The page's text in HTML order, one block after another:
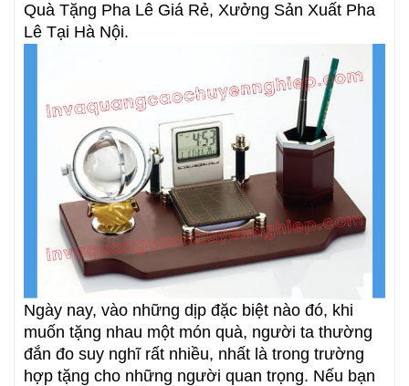
Quà Tặng Pha Lê Giá Rẻ, Xưởng Sản Xuất Pha
Lê Tại Hà Nội.
Ngày nay, vào những dịp đặc biệt nào đó, khi
muốn tặng nhau một món quà, người ta thường
đắn đo suy nghĩ rất nhiều, nhất là trong trường
hợp tặng cho những người quan trọng. Nếu bạn